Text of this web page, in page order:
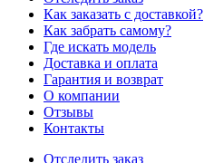
Как заказать с доставкой?
Как забрать самому?
Где искать модель
Доставка и оплата
Гарантия и возврат
О компании
Отзывы
Контакты
Отследить заказ